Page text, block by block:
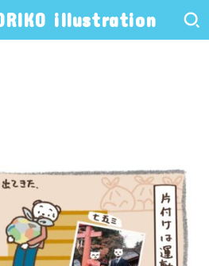
illustration